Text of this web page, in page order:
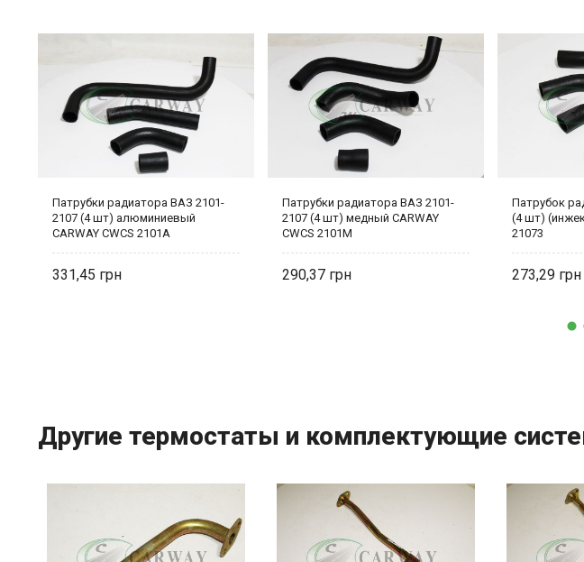
Патрубки радиатора ВАЗ 2101-
2107 (4 шт) алюминиевый
CARWAY CWCS 2101A
331,45
Патрубки радиатора ВАЗ 2101-
2107 (4 шт) медный CARWAY
CWCS 2101M
290,37
Патрубок
(4 шт)
21073
273,29
Другие термостаты и комплектующие